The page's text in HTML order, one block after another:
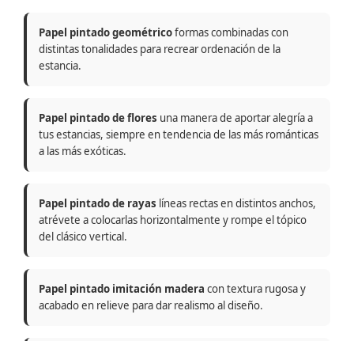
Papel pintado geométricoformas combinadas con
distintas tonalidades para recrear ordenación de la
estancia.
Papel pintado de flores una manera de aportar alegría a
tus estancias, siempre en tendencia de las más románticas
a las más exóticas.
Papel pintado de rayas líneas rectas en distintos anchos,
atrévete a colocarlas horizontalmente y rompe el tópico
del clásico vertical.
Papel pintado imitación madera con textura rugosa y
acabado en relieve para dar realismo al diseño.